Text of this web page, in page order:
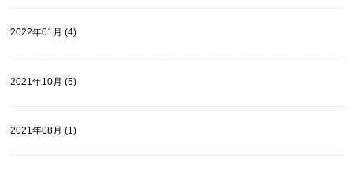
2022年01月 (4)
2021年10月 (5)
2021年08月 (1)